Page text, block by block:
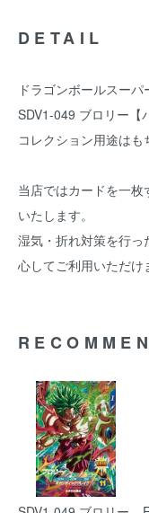
DETAIL
ドラゴンボールスーパ
SDV1-049 ブロリー【
コレクション用途はも
当店ではカードを一
いたします。
湿気・折れ対策を行
心してご利用いただけ